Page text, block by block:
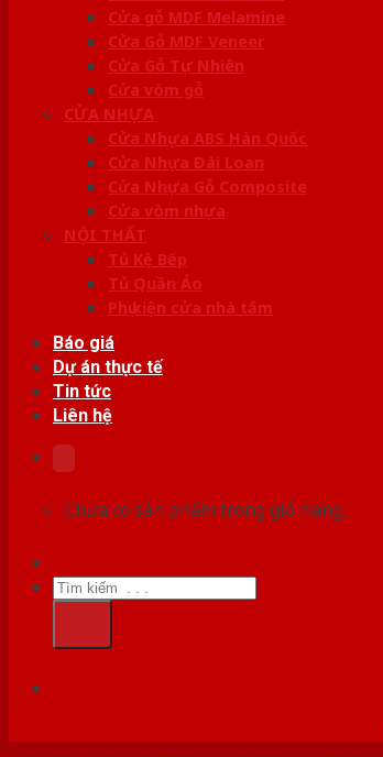
Cửa gỗ MDF Melamine
Cửa Gỗ MDF Veneer
Cửa Gỗ Tự Nhiên
Cửa vòm gỗ
CỬA NHỰA
Cửa Nhựa ABS Hàn Quốc
Cửa Nhựa Đài Loan
Cửa Nhựa Gỗ Composite
Cửa vòm nhựa
NỘI THẤT
Tủ Kệ Bếp
Tủ Quần Áo
Phụ kiện cửa nhà tắm
Báo giá
Dự án thực tế
Tin tức
Liên hệ
Chưa có sản phẩm trong giỏ hàng.
Tìm
kiếm: